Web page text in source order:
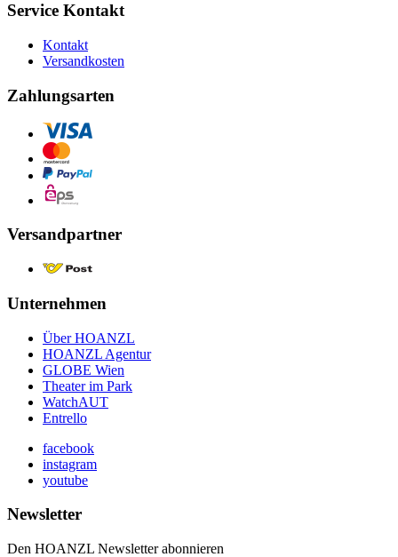
Service Kontakt
Kontakt
Versandkosten
Zahlungsarten
Versandpartner
Unternehmen
Über HOANZL
HOANZL Agentur
GLOBE Wien
Theater im Park
WatchAUT
Entrello
facebook
instagram
youtube
Newsletter
Den HOANZL Newsletter abonnieren